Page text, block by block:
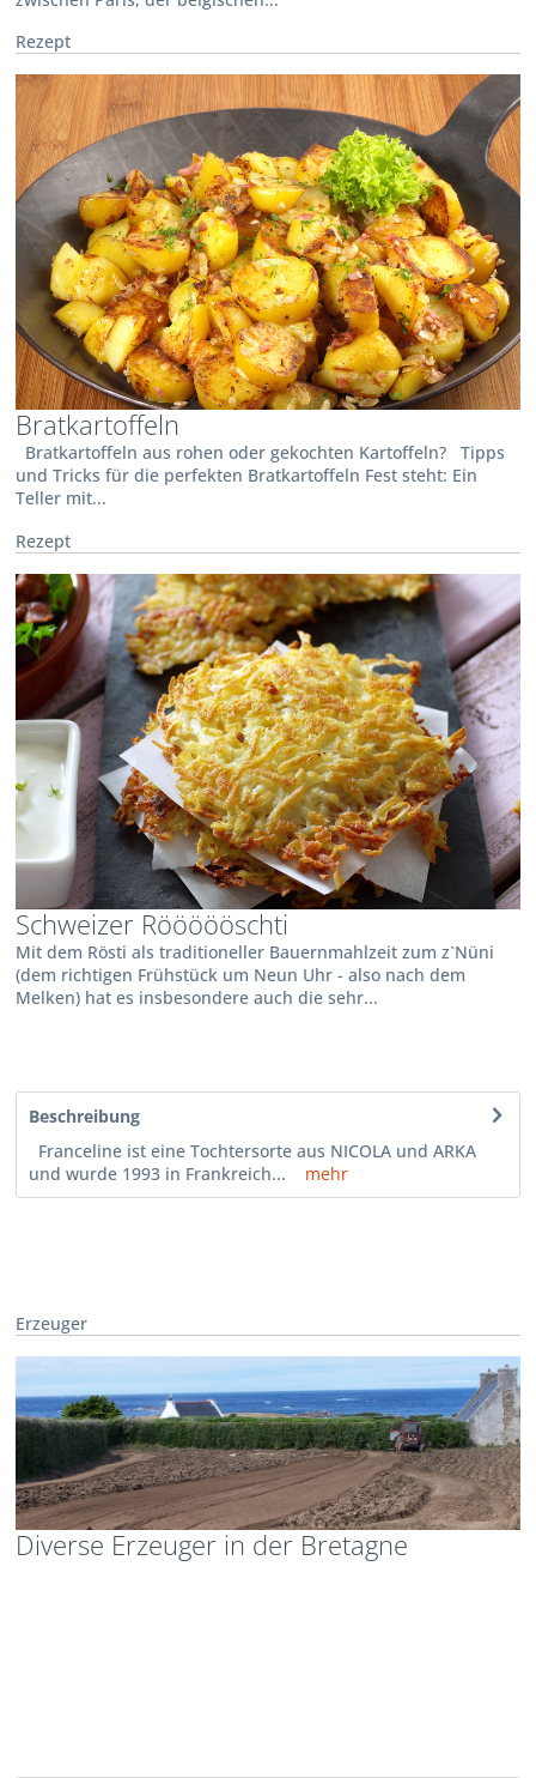
Rezept
Bratkartoffeln
Bratkartoffeln aus rohen oder gekochten Kartoffeln? Tipps
und Tricks für die perfekten Bratkartoffeln Fest steht: Ein
Teller mit...
Rezept
Schweizer Röööööschti
Mit dem Rösti als traditioneller Bauernmahlzeit zum z`Nüni
(dem richtigen Frühstück um Neun Uhr - also nach dem
Melken) hat es insbesondere auch die sehr...
Beschreibung
Franceline ist eine Tochtersorte aus NICOLA und ARKA
und wurde 1993 in Frankreich...
mehr
Erzeuger
Diverse Erzeuger in der Bretagne